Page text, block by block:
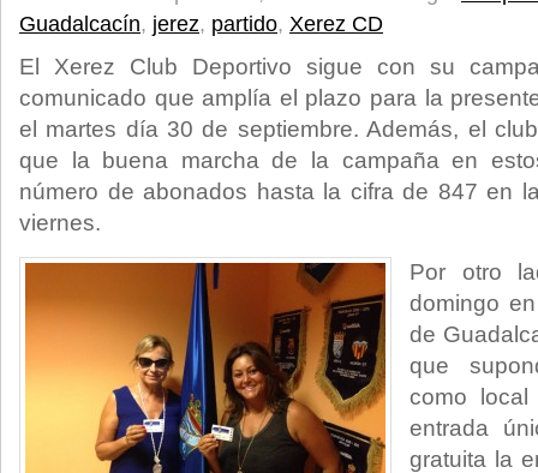
Guadalcacín, jerez, partido, Xerez CD
El Xerez Club Deportivo sigue con su
comunicado que amplía el plazo para la
el martes día 30 de septiembre. Además, el
que la buena marcha de la campaña en
número de abonados hasta la cifra de 847 en
viernes.
Por otro
domingo
de
que
como
entrada
gratuita la